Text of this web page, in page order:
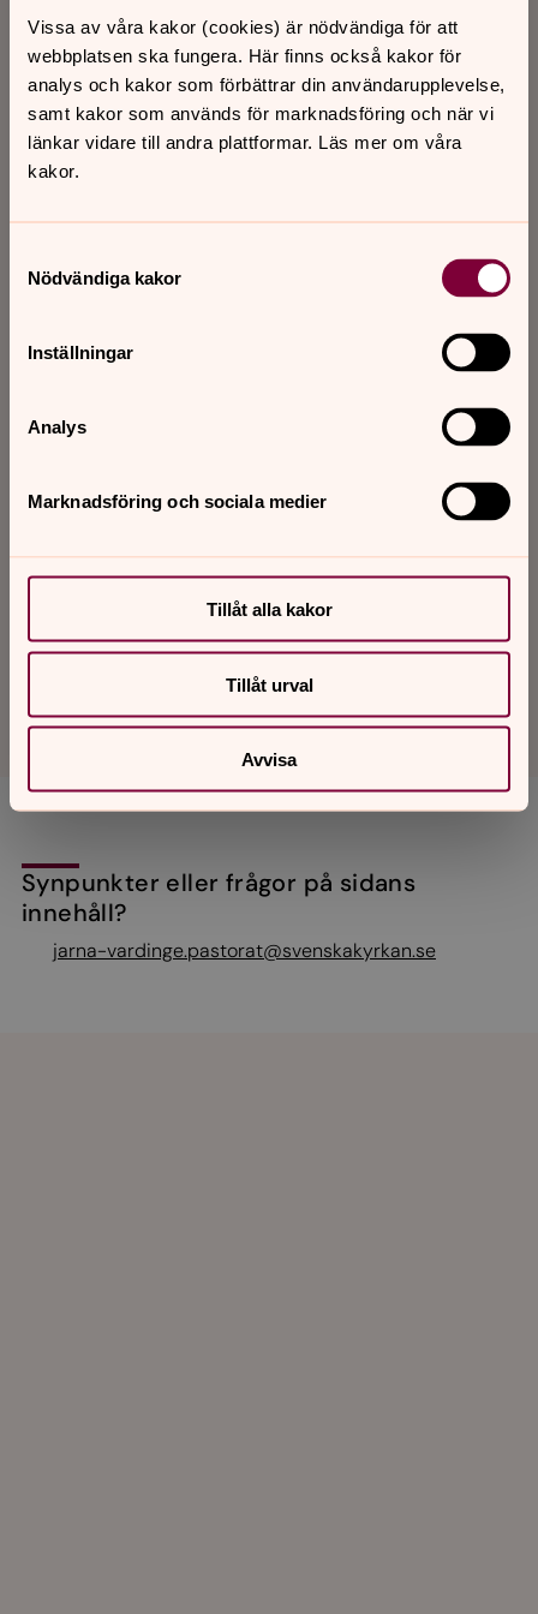
Vissa av våra kakor (cookies) är nödvändiga för att
webbplatsen ska fungera. Här finns också kakor för
analys och kakor som förbättrar din användarupplevelse,
samt kakor som används för marknadsföring och när vi
länkar vidare till andra plattformar. Läs mer om våra
kakor.
Nödvändiga kakor
Inställningar
Analys
Marknadsföring och sociala medier
Tillåt alla kakor
Tillåt urval
Avvisa